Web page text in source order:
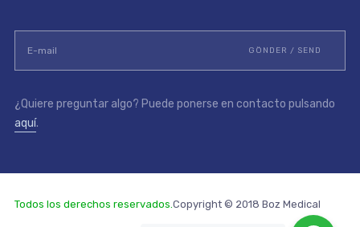
¿Quiere preguntar algo? Puede ponerse en contacto pulsando
aquí.
Todos los derechos reservados. Copyright © 2018 Boz Medical